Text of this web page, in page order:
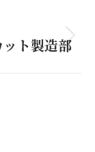
ト製造部